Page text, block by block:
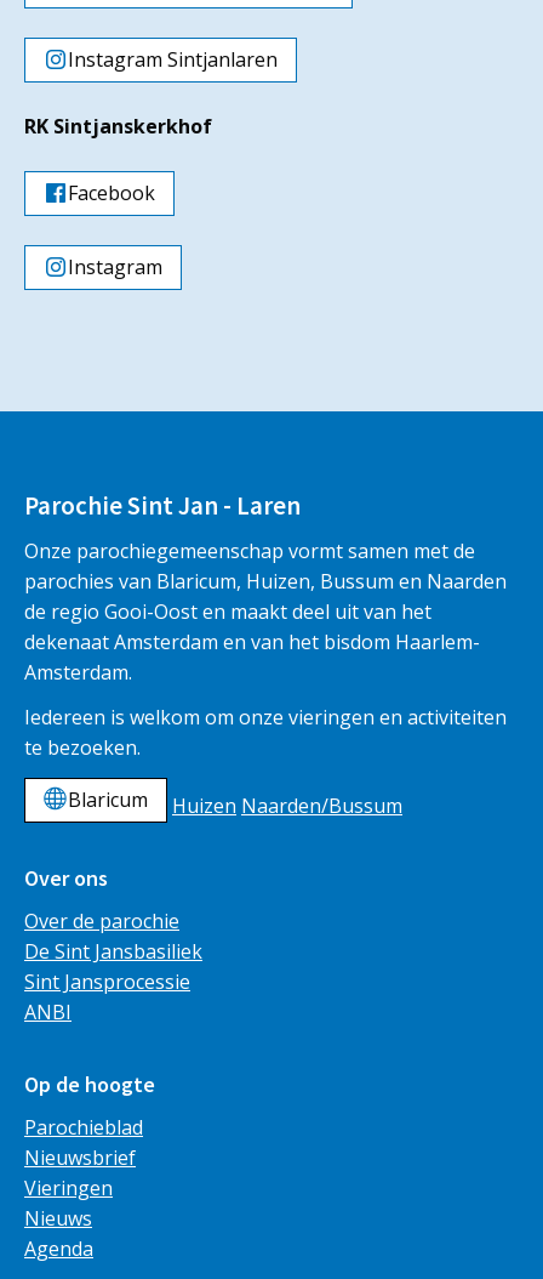
Instagram Sintjanlaren
RK Sintjanskerkhof
Facebook
Instagram
Parochie Sint Jan - Laren
Onze parochiegemeenschap vormt samen met de
parochies van Blaricum, Huizen, Bussum en Naarden
de regio Gooi-Oost en maakt deel uit van het
dekenaat Amsterdam en van het bisdom Haarlem-
Amsterdam.
Iedereen is welkom om onze vieringen en activiteiten
te bezoeken.
Blaricum
Huizen Naarden/Bussum
Over ons
Over de parochie
De Sint Jansbasiliek
Sint Jansprocessie
ANBI
Op de hoogte
Parochieblad
Nieuwsbrief
Vieringen
Nieuws
Agenda